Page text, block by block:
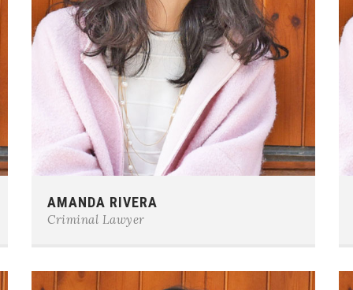
E-mail:team@example.com
AMANDA RIVERA
Criminal Lawyer